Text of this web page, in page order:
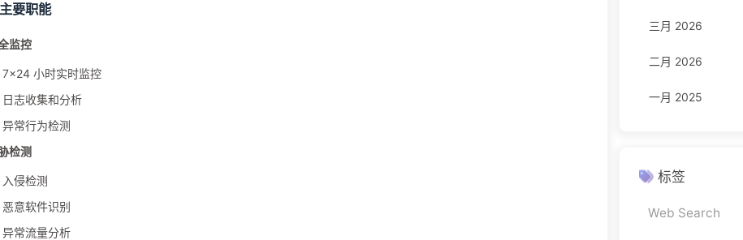
要职能
监控
7×24 小时实时监控
日志收集和分析
异常行为检测
检测
入侵检测
恶意软件识别
异常流量分析
三月 2026
二月 2026
一月 2025
标签
Web Search